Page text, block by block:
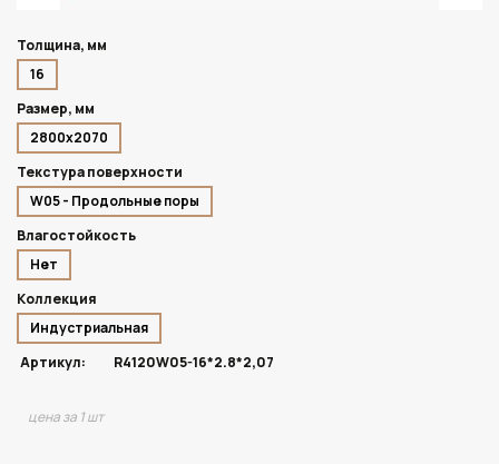
Толщина, мм
16
Размер, мм
2800х2070
Текстура поверхности
W05 - Продольные поры
Влагостойкость
Нет
Коллекция
Индустриальная
Артикул:
R4120W05-16*2.8*2,07
цена за 1 шт